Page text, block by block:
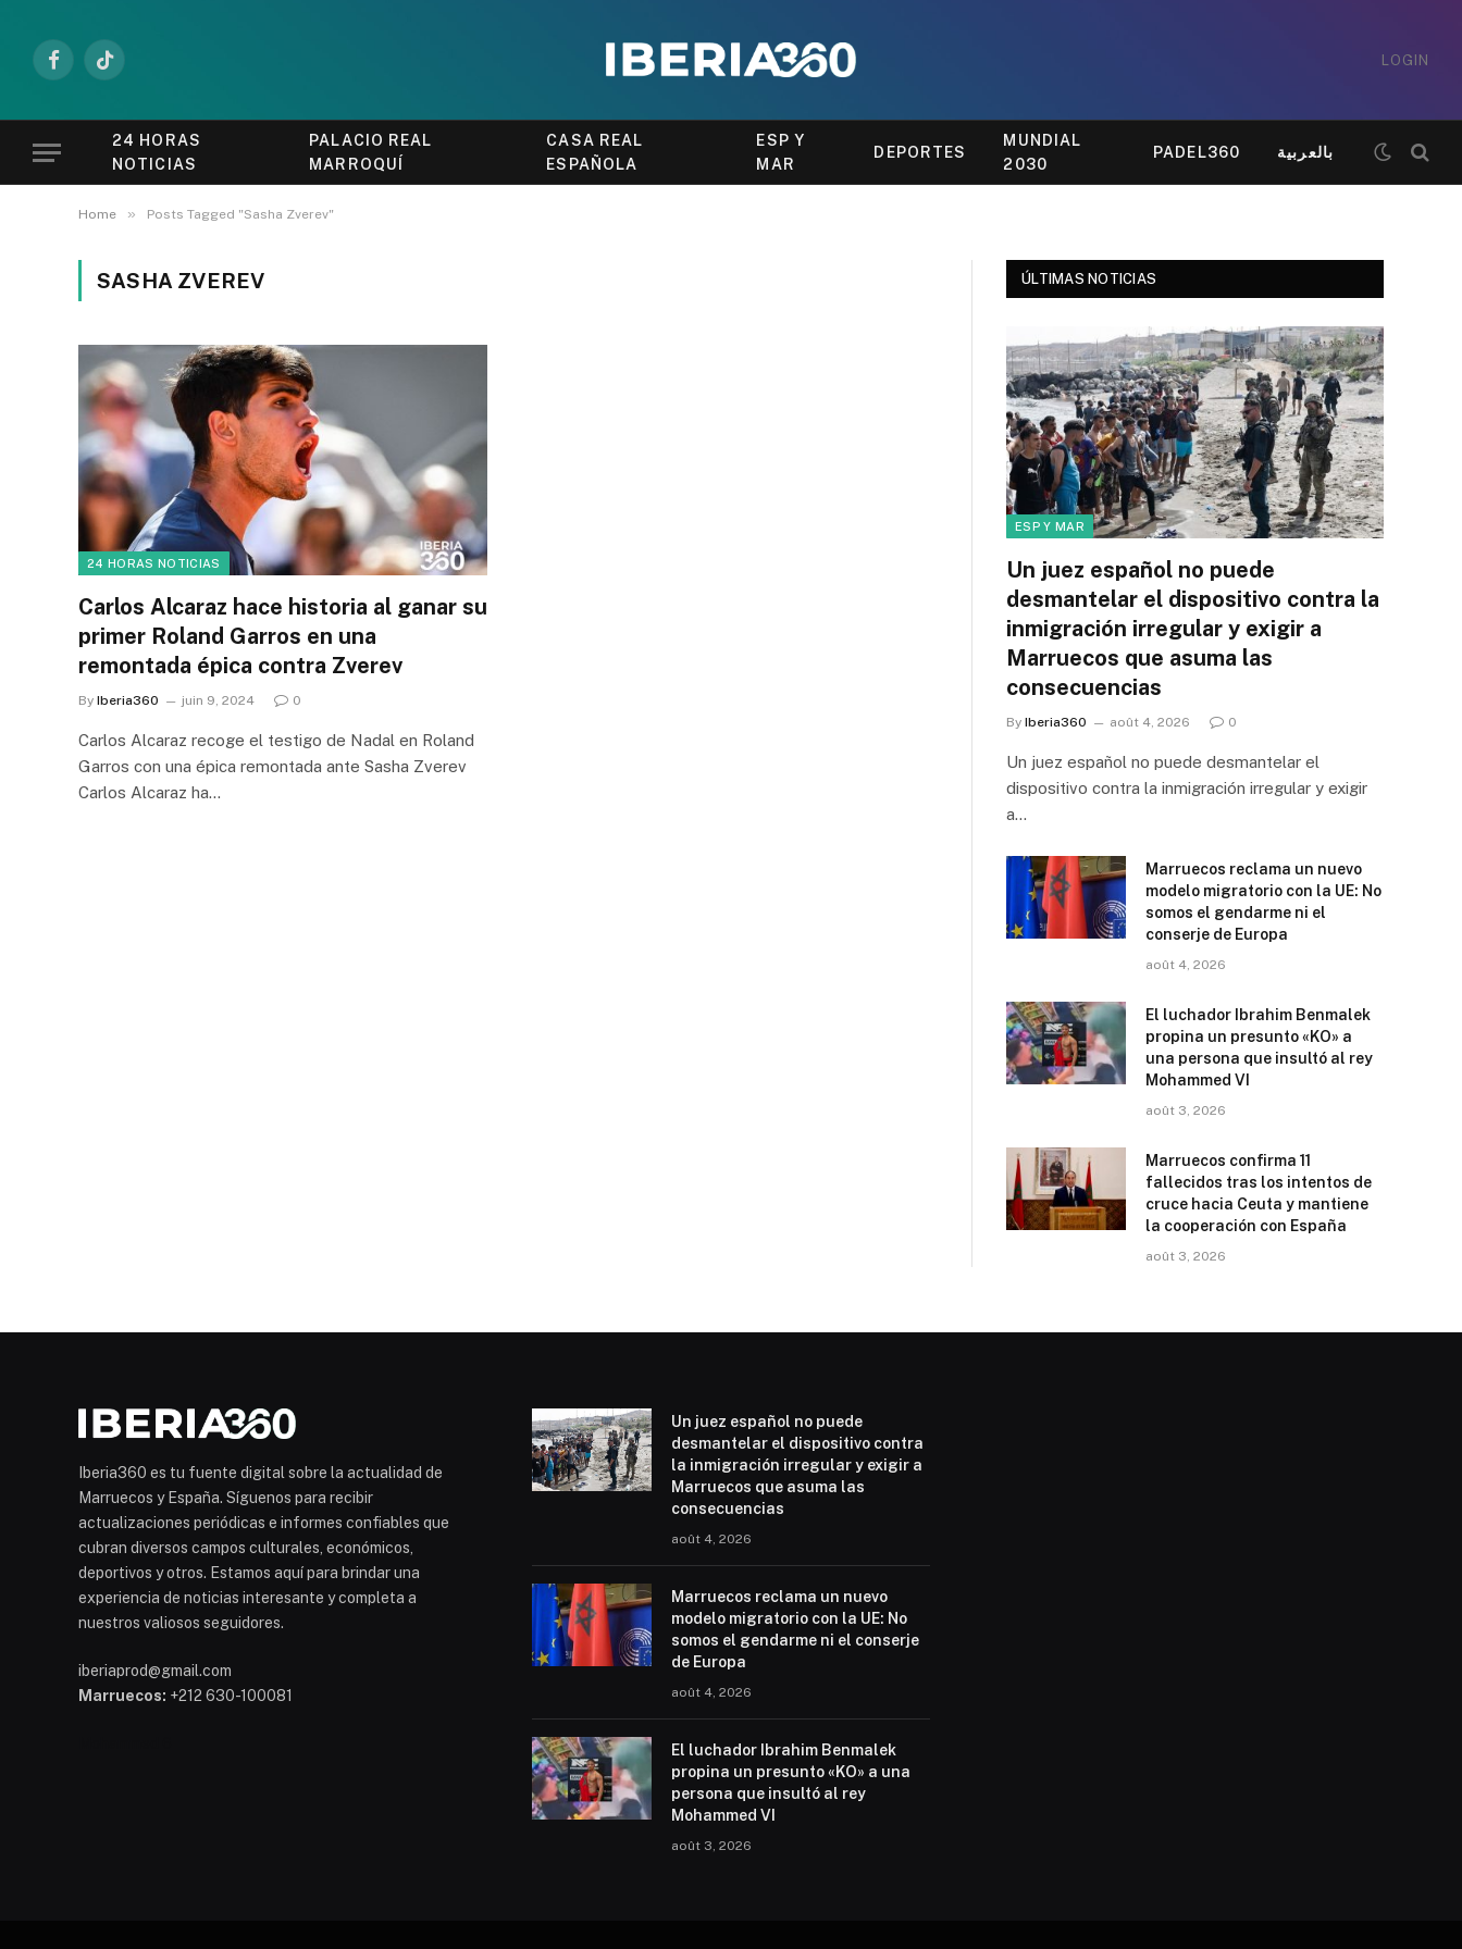
FacebookTikTok
LOGIN
24 HORAS
NOTICIAS
PALACIO REAL
MARROQUÍ
CASA REAL
ESPAÑOLA
ESP Y
MAR
DEPORTES
MUNDIAL
2030
PADEL360 بالعربية
Home » Posts Tagged "Sasha Zverev"
SASHA ZVEREV
24 HORAS NOTICIAS
Carlos Alcaraz hace historia al ganar su
primer Roland Garros en una
remontada épica contra Zverev
By Iberia360 juin 9, 2024 0
Carlos Alcaraz recoge el testigo de Nadal en Roland
Garros con una épica remontada ante Sasha Zverev
Carlos Alcaraz ha…
ÚLTIMAS NOTICIAS
ESP Y MAR
Un juez español no puede
desmantelar el dispositivo contra la
inmigración irregular y exigir a
Marruecos que asuma las
consecuencias
By Iberia360 août 4, 2026 0
Un juez español no puede desmantelar el
dispositivo contra la inmigración irregular y exigir
a…
Marruecos reclama un nuevo
modelo migratorio con la UE: No
somos el gendarme ni el
conserje de Europa
août 4, 2026
El luchador Ibrahim Benmalek
propina un presunto «KO» a
una persona que insultó al rey
Mohammed VI
août 3, 2026
Marruecos confirma 11
fallecidos tras los intentos de
cruce hacia Ceuta y mantiene
la cooperación con España
août 3, 2026
Iberia360 es tu fuente digital sobre la actualidad de
Marruecos y España. Síguenos para recibir
actualizaciones periódicas e informes confiables que
cubran diversos campos culturales, económicos,
deportivos y otros. Estamos aquí para brindar una
experiencia de noticias interesante y completa a
nuestros valiosos seguidores.
iberiaprod@gmail.com
Marruecos: +212 630-100081
Un juez español no puede
desmantelar el dispositivo contra
la inmigración irregular y exigir a
Marruecos que asuma las
consecuencias
août 4, 2026
Marruecos reclama un nuevo
modelo migratorio con la UE: No
somos el gendarme ni el conserje
de Europa
août 4, 2026
El luchador Ibrahim Benmalek
propina un presunto «KO» a una
persona que insultó al rey
Mohammed VI
août 3, 2026